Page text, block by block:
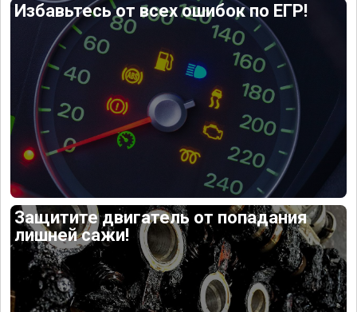
Избавьтесь от всех ошибок по ЕГР!
Защитите двигатель от попадания
лишней сажи!